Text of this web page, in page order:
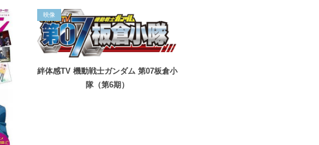
映像
絆体感TV 機動戦士ガンダム 第07板倉小
隊（第6期）